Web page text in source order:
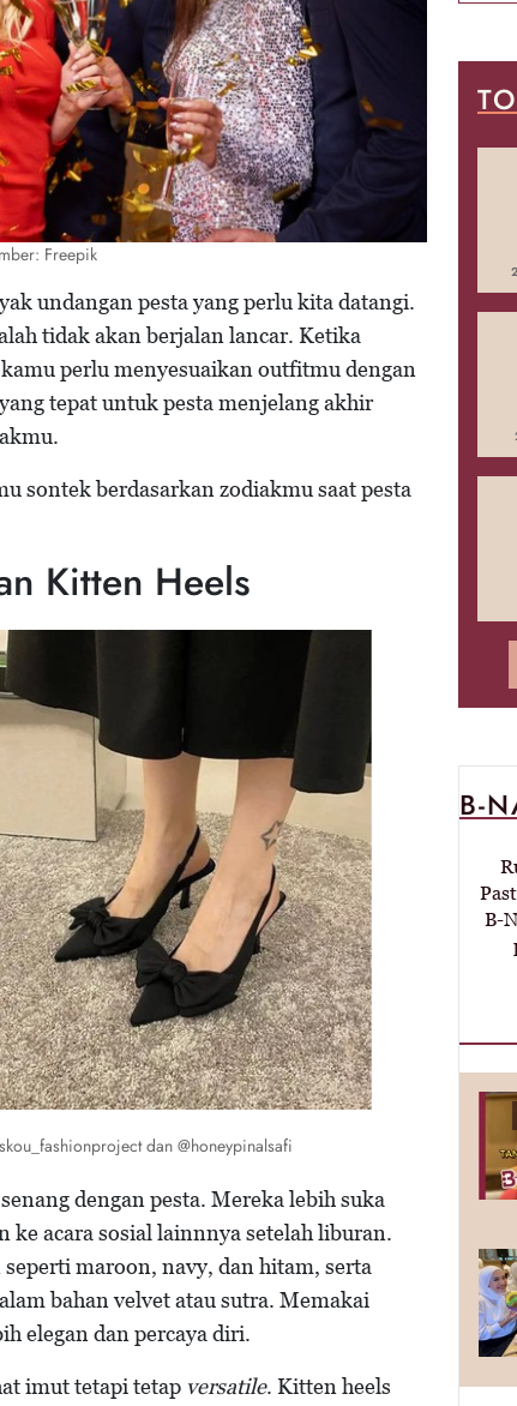
Freepik
undangan pesta yang perlu kita datangi.
tidak akan berjalan lancar. Ketika
perlu menyesuaikan outfitmu dengan
tepat untuk pesta menjelang akhir
sontek berdasarkan zodiakmu saat pesta
Kitten Heels
dan @honeypinalsafi
dengan pesta. Mereka lebih suka
ke acara sosial lainnnya setelah liburan.
maroon, navy, dan hitam, serta
bahan velvet atau sutra. Memakai
elegan dan percaya diri.
imut tetapi tetap versatile. Kitten heels
B-
B-